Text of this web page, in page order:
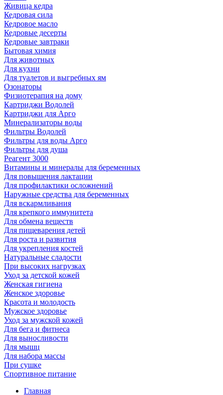
Живица кедра
Кедровая сила
Кедровое масло
Кедровые десерты
Кедровые завтраки
Бытовая химия
Для животных
Для кухни
Для туалетов и выгребных ям
Озонаторы
Физиотерапия на дому
Картриджи Водолей
Картриджи для Арго
Минерализаторы воды
Фильтры Водолей
Фильтры для воды Арго
Фильтры для душа
Реагент 3000
Витамины и минералы для беременных
Для повышения лактации
Для профилактики осложнений
Наружные средства для беременных
Для вскармливания
Для крепкого иммунитета
Для обмена веществ
Для пищеварения детей
Для роста и развития
Для укрепления костей
Натуральные сладости
При высоких нагрузках
Уход за детской кожей
Женская гигиена
Женское здоровье
Красота и молодость
Мужское здоровье
Уход за мужской кожей
Для бега и фитнеса
Для выносливости
Для мышц
Для набора массы
При сушке
Спортивное питание
Главная